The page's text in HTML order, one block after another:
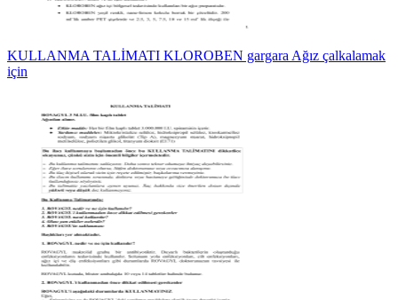
KULLANMA TALİMATI KLOROBEN gargara Ağız çalkalamak
için